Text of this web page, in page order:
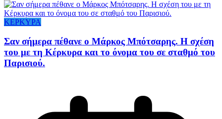
ΚΕΡΚΥΡΑ
Σαν σήμερα πέθανε ο Μάρκος Μπότσαρης. Η σχέση
του με τη Κέρκυρα και το όνομα του σε σταθμό του
Παρισιού.